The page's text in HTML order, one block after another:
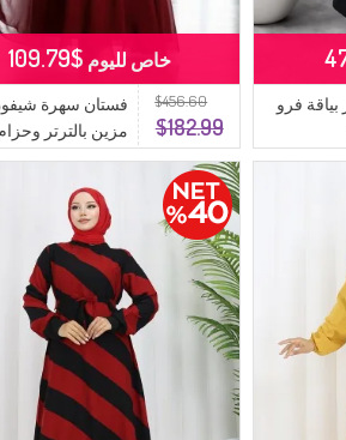
فرو
$456.60
$182.99
فستان سهرة
05 عنابي
خاص لليوم $109.79